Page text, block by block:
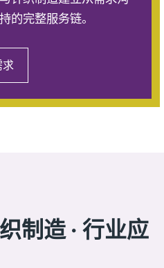
的完整服务链。
求
制造 · 行业应